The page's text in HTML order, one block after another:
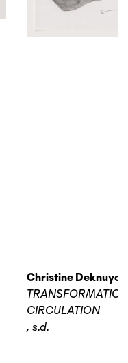
Christine Deknuydt
TRANSFORMATION
CIRCULATION
, s.d.